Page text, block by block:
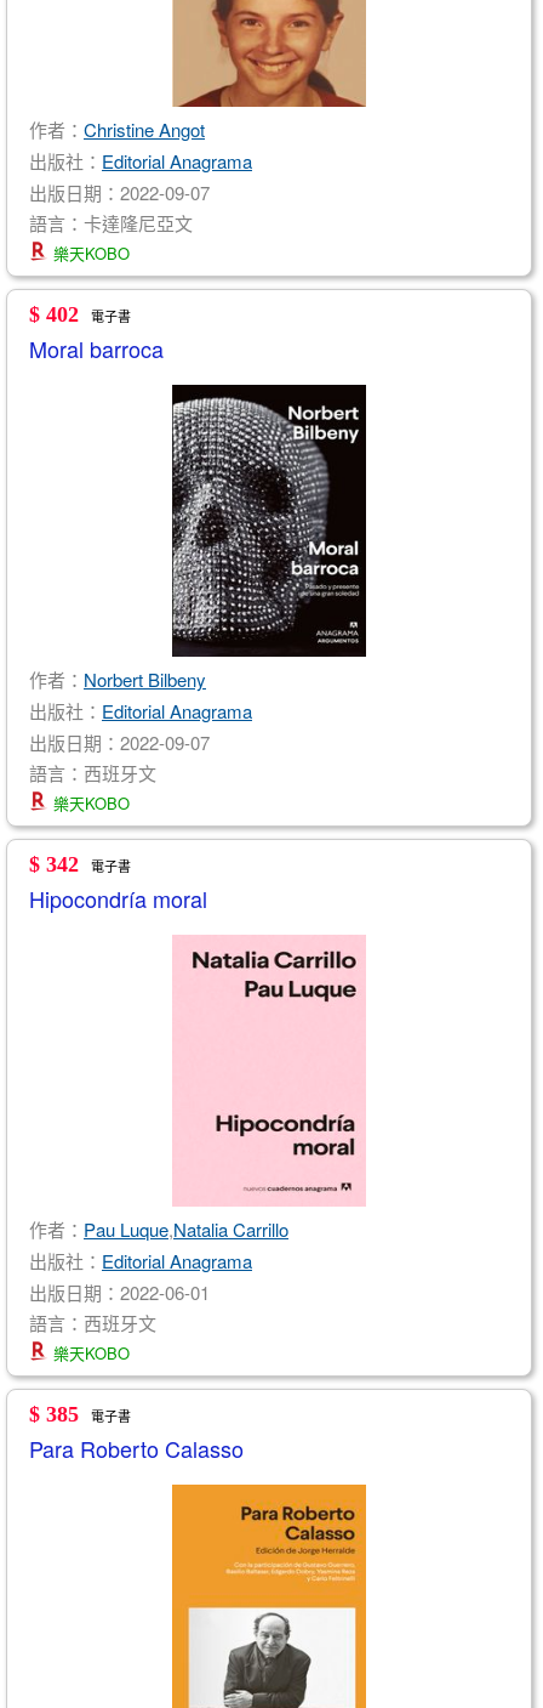
作者： Christine Angot
出版社： Editorial Anagrama
出版日期：2022-09-07
語言：卡達隆尼亞文
樂天KOBO
$ 402 電子書
Moral barroca
作者： Norbert Bilbeny
出版社： Editorial Anagrama
出版日期：2022-09-07
語言：西班牙文
樂天KOBO
$ 342 電子書
Hipocondría moral
作者： Pau Luque,Natalia Carrillo
出版社： Editorial Anagrama
出版日期：2022-06-01
語言：西班牙文
樂天KOBO
$ 385 電子書
Para Roberto Calasso